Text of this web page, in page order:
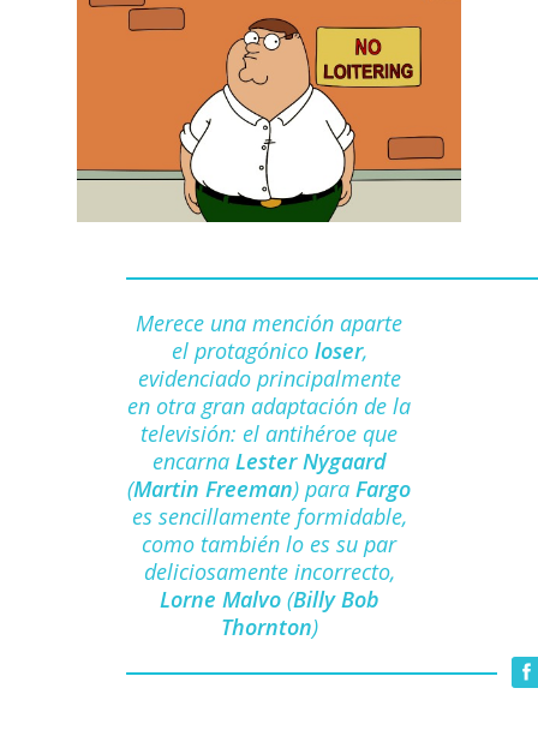
Merece una mención aparte
el protagónico loser,
evidenciado principalmente
en otra gran adaptación de la
televisión: el antihéroe que
encarna Lester Nygaard
(Martin Freeman) para Fargo
es sencillamente formidable,
como también lo es su par
deliciosamente incorrecto,
Lorne Malvo(Billy Bob
Thornton)